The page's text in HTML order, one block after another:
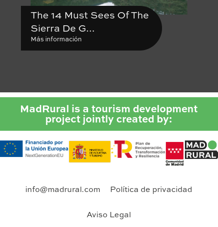
The 14 Must Sees Of The
Sierra De G...
Más información
MadRural is a tourism development
project jointly created by:
info@madrural.com Política de privacidad
Aviso Legal